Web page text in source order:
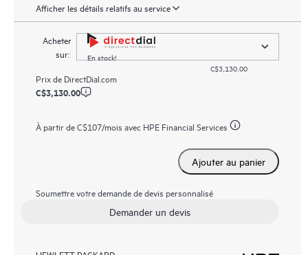
Afficher les détails relatifs au service
Acheter
sur:
En stock!
C$3,130.00
Prix de DirectDial.com
C$3,130.00
À partir deC$107/mois avec HPE Financial Services
Ajouter au panier
Soumettre votre demande de devis personnalisé
Demander un devis